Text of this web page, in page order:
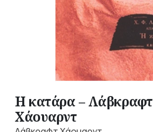
Η κατάρα – Λάβκραφτ
Χάουαρντ